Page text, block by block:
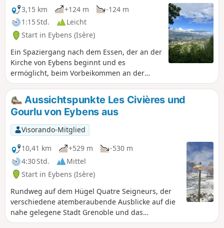
3,15 km +124 m
-124 m
1:15 Std.
Leicht
Start in Eybens (Isère)
Ein Spaziergang nach dem Essen, der an der
Kirche von Eybens beginnt und es
ermöglicht, beim Vorbeikommen an der
Orientierungstafel des Belvédère du Sabot
den Großraum Grenoble zu entdecken.
Aussichtspunkte Les Civières und
Gourlu von Eybens aus
Visorando-Mitglied
10,41 km
+529 m
-530 m
4:30 Std.
Mittel
Start in Eybens (Isère)
Rundweg auf dem Hügel Quatre Seigneurs, der
verschiedene atemberaubende Ausblicke auf die
nahe gelegene Stadt Grenoble und das
Grésivaudan-Tal bietet.